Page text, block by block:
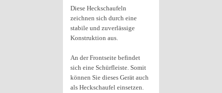
Diese Heckschaufeln
zeichnen sich durch eine
stabile und zuverlässige
Konstruktion aus.
An der Frontseite befindet
sich eine Schürfleiste. Somit
können Sie dieses Gerät auch
als Heckschaufel einsetzen.